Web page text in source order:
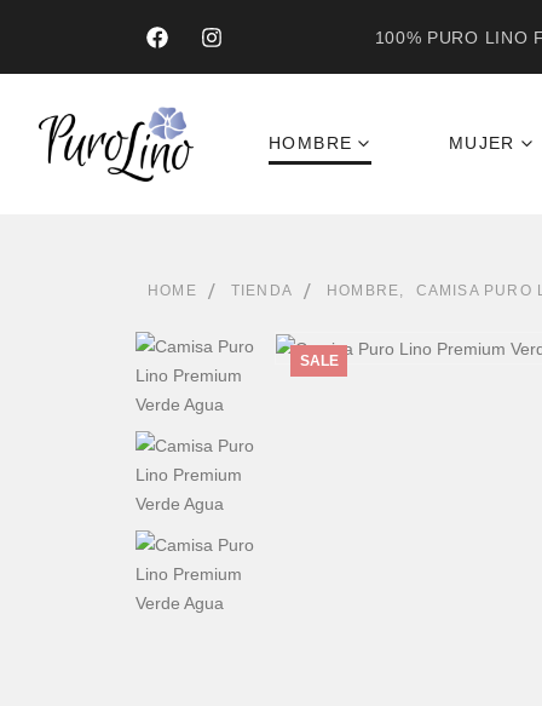
100% PURO LINO
HOMBRE MUJER
HOME TIENDA HOMBRE CAMISA PURO
SALE